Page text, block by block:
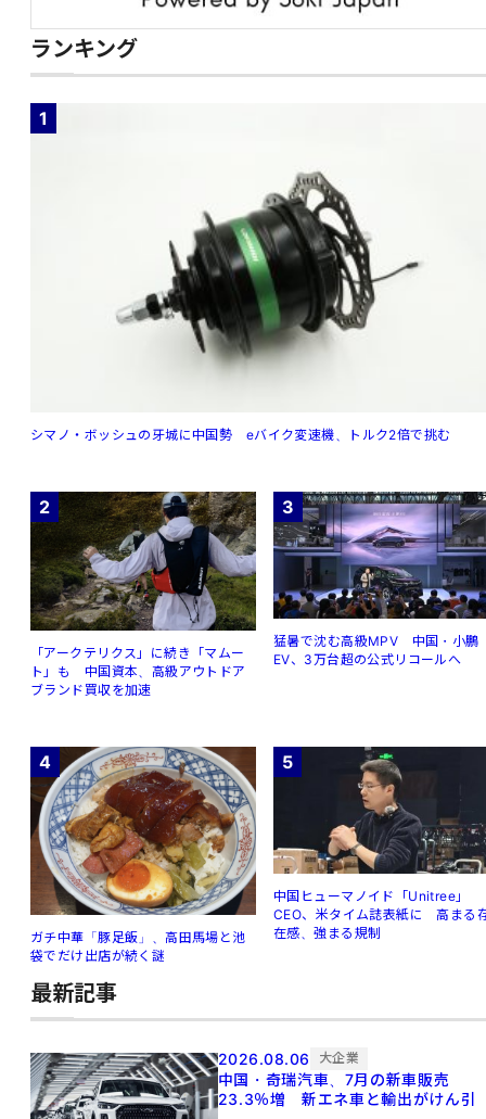
ランキング
1
シマノ・ボッシュの牙城に中国勢 eバイク変速機、トルク2倍で挑む
2
「アークテリクス」に続き「マムー
ト」も 中国資本、高級アウトドア
ブランド買収を加速
3
猛暑で沈む高級MPV 中国・小鵬
EV、3万台超の公式リコールへ
4
ガチ中華「豚足飯」、高田馬場と池
袋でだけ出店が続く謎
5
中国ヒューマノイド「Unitree」
CEO、米タイム誌表紙に 高まる
在感、強まる規制
最新記事
2026.08.06 大企業
中国・奇瑞汽車、7月の新車販売
23.3％増 新エネ車と輸出がけん引